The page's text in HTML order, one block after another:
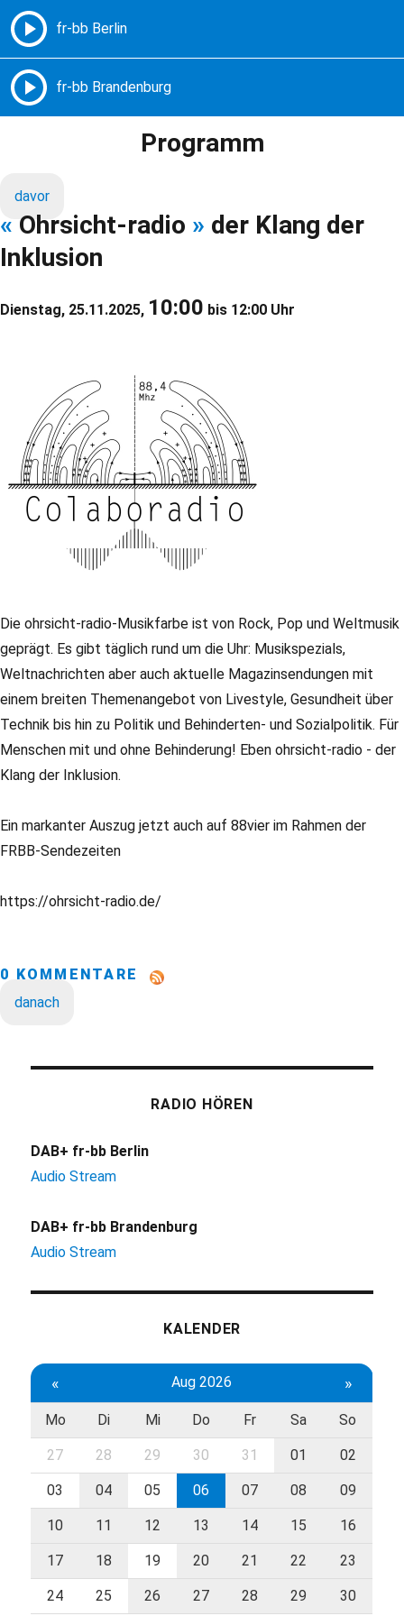
Freie Radios – Berlin Brandenburg
Programm
davor
« Ohrsicht-radio » der Klang der
Inklusion
Dienstag, 25.11.2025, 10:00 bis 12:00 Uhr
Die ohrsicht-radio-Musikfarbe ist von Rock, Pop und Weltmusik
geprägt. Es gibt täglich rund um die Uhr: Musikspezials,
Weltnachrichten aber auch aktuelle Magazinsendungen mit
einem breiten Themenangebot von Livestyle, Gesundheit über
Technik bis hin zu Politik und Behinderten- und Sozialpolitik. Für
Menschen mit und ohne Behinderung! Eben ohrsicht-radio - der
Klang der Inklusion.
Ein markanter Auszug jetzt auch auf 88vier im Rahmen der
FRBB-Sendezeiten
https://ohrsicht-radio.de/
0 KOMMENTARE
danach
RADIO HÖREN
DAB+ fr-bb Berlin
Audio Stream
DAB+ fr-bb Brandenburg
Audio Stream
KALENDER
« Aug 2026 »
Mo Di Mi Do Fr Sa So
27 28 29 30 31 01 02
03 04 05 06 07 08 09
10 11 12 13 14 15 16
17 18 19 20 21 22 23
24 25 26 27 28 29 30